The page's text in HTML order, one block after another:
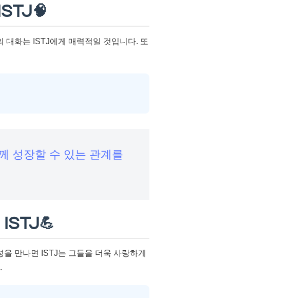
대화는 ISTJ에게 매력적일 것입니다. 또
성장할 수 있는 관계를
ISTJ💪
만나면 ISTJ는 그들을 더욱 사랑하게